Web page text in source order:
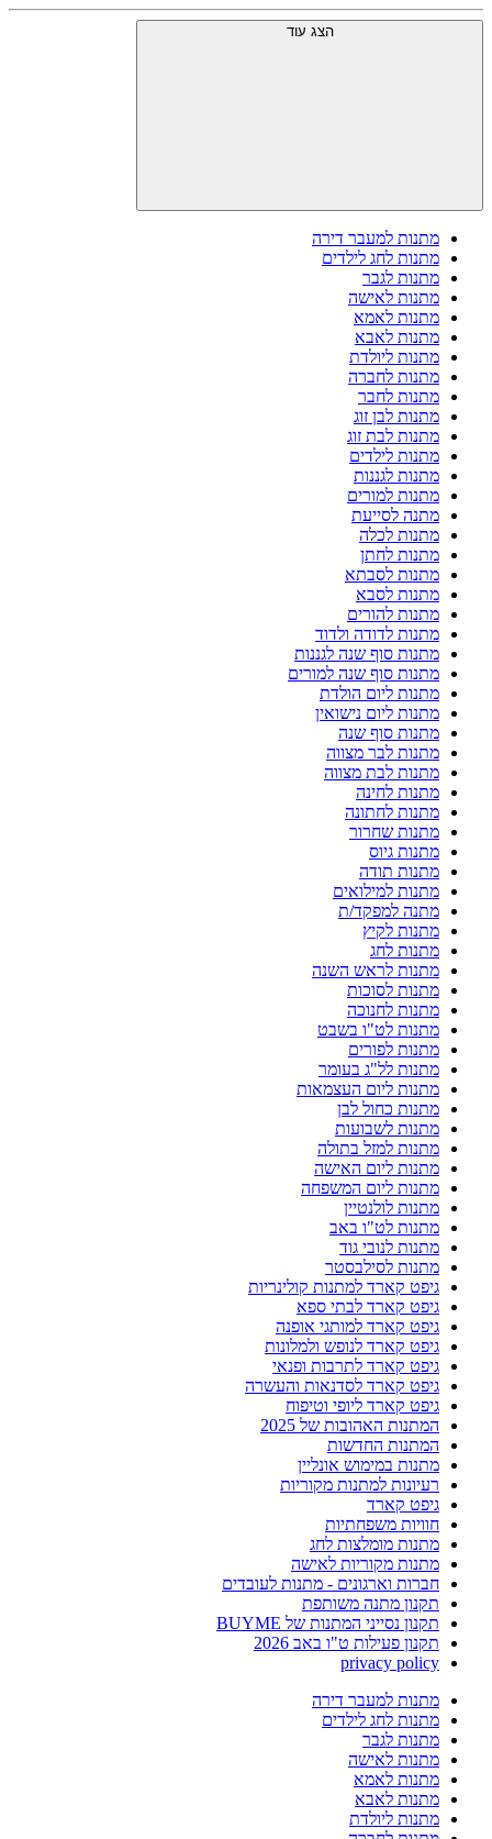
הצג עוד
מתנות למעבר דירה
מתנות לחג לילדים
מתנות לגבר
מתנות לאישה
מתנות לאמא
מתנות לאבא
מתנות ליולדת
מתנות לחברה
מתנות לחבר
מתנות לבן זוג
מתנות לבת זוג
מתנות לילדים
מתנות לגננות
מתנות למורים
מתנה לסייעת
מתנות לכלה
מתנות לחתן
מתנות לסבתא
מתנות לסבא
מתנות להורים
מתנות לדודה ולדוד
מתנות סוף שנה לגננות
מתנות סוף שנה למורים
מתנות ליום הולדת
מתנות ליום נישואין
מתנות סוף שנה
מתנות לבר מצווה
מתנות לבת מצווה
מתנות לחינה
מתנות לחתונה
מתנות שחרור
מתנות גיוס
מתנות תודה
מתנות למילואים
מתנה למפקד/ת
מתנות לקיץ
מתנות לחג
מתנות לראש השנה
מתנות לסוכות
מתנות לחנוכה
מתנות לט"ו בשבט
מתנות לפורים
מתנות לל"ג בעומר
מתנות ליום העצמאות
מתנות כחול לבן
מתנות לשבועות
מתנות למזל בתולה
מתנות ליום האישה
מתנות ליום המשפחה
מתנות לולנטיין
מתנות לט"ו באב
מתנות לנובי גוד
מתנות לסילבסטר
גיפט קארד למתנות קולינריות
גיפט קארד לבתי ספא
גיפט קארד למותגי אופנה
גיפט קארד לנופש ולמלונות
גיפט קארד לתרבות ופנאי
גיפט קארד לסדנאות והעשרה
גיפט קארד ליופי וטיפוח
המתנות האהובות של 2025
המתנות החדשות
מתנות במימוש אונליין
רעיונות למתנות מקוריות
גיפט קארד
חוויות משפחתיות
מתנות מומלצות לחג
מתנות מקוריות לאישה
חברות וארגונים - מתנות לעובדים
תקנון מתנה משותפת
תקנון נסייני המתנות של BUYME
תקנון פעילות ט"ו באב 2026
privacy policy
מתנות למעבר דירה
מתנות לחג לילדים
מתנות לגבר
מתנות לאישה
מתנות לאמא
מתנות לאבא
מתנות ליולדת